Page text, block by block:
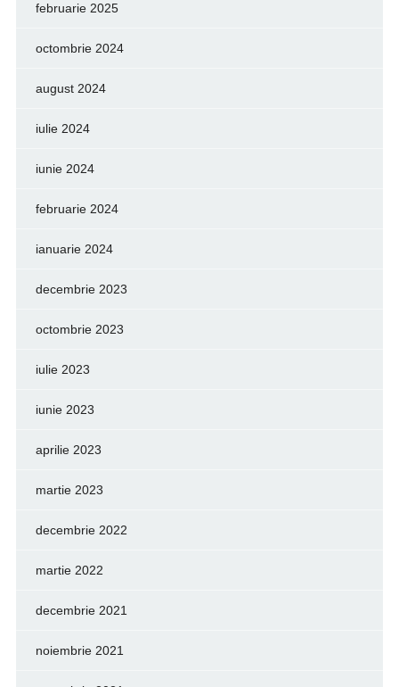
februarie 2025
octombrie 2024
august 2024
iulie 2024
iunie 2024
februarie 2024
ianuarie 2024
decembrie 2023
octombrie 2023
iulie 2023
iunie 2023
aprilie 2023
martie 2023
decembrie 2022
martie 2022
decembrie 2021
noiembrie 2021